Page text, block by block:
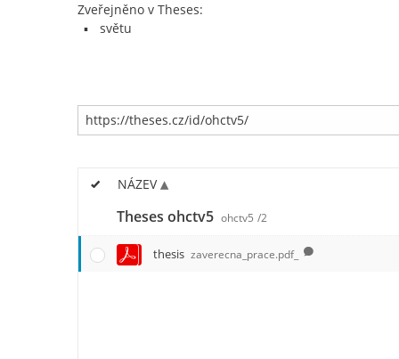
Zveřejněno v Theses:
světu
NÁZEV
Theses ohctv5 ohctv5 /2
thesis zaverecna_prace.pdf_